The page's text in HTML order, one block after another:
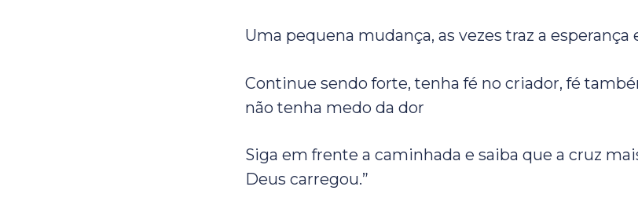
Uma pequena mudança, as vezes traz a esperança
Continue sendo forte, tenha fé no criador, fé
não tenha medo da dor
Siga em frente a caminhada e saiba que a cruz
Deus carregou.”